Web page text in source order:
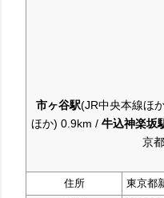
市ヶ谷駅(JR中央本線ほ
ほか) 0.9km / 牛込神楽坂
京
住所
東京都